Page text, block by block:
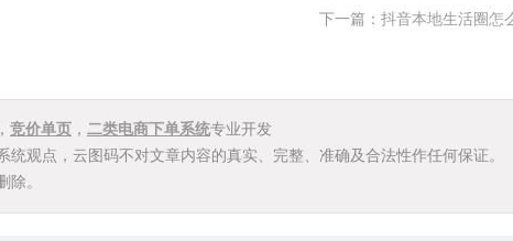
下一篇： 抖音本地生活圈怎
， 竞价单页 ， 二类电商下单系统专业开发
观点，云图码不对文章内容的真实、完整、准确及合法性作任何保证。
除。